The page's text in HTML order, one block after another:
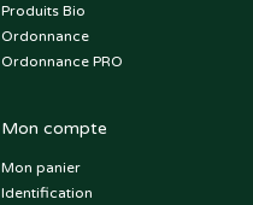
Produits Bio
Ordonnance
Ordonnance PRO
Mon compte
Mon panier
Identification